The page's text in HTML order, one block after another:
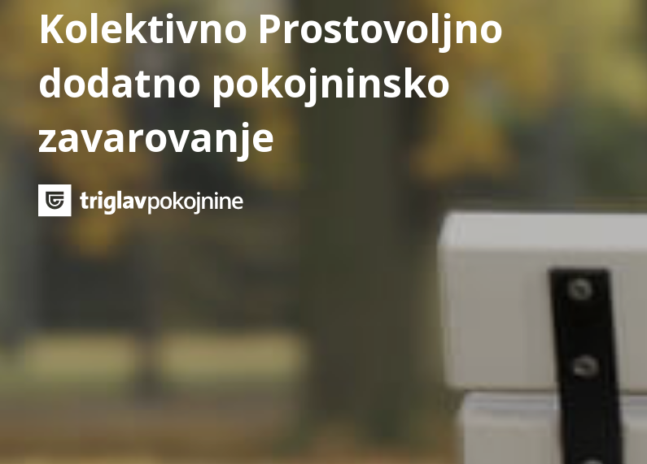
Kolektivno Prostovoljno
dodatno pokojninsko
zavarovanje